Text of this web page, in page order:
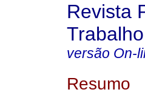
Revista
Trabalho
versão On-
Resumo